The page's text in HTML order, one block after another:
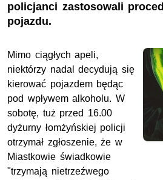
policjanci zastosowali
pojazdu.
Mimo ciągłych apeli,
niektórzy nadal decydują się
kierować pojazdem będąc
pod wpływem alkoholu. W
sobotę, tuż przed 16.00
dyżurny łomżyńskiej policji
otrzymał zgłoszenie, że w
Miastkowie świadkowie
"trzymają nietrzeźwego